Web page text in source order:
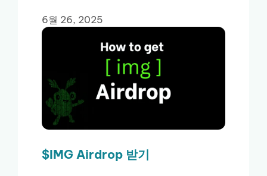
6월 26, 2025
$IMG Airdrop 받기